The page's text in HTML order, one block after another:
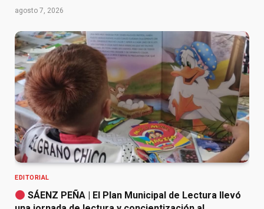
agosto 7, 2026
EDITORIAL
SÁENZ PEÑA | El Plan Municipal de Lectura llevó